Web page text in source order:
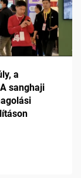
a
sanghaji